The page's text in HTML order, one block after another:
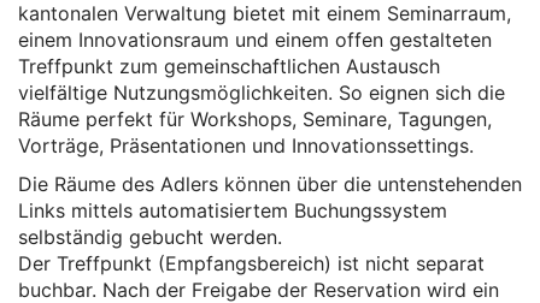
kantonalen Verwaltung bietet mit einem Seminarraum,
einem Innovationsraum und einem offen gestalteten
Treffpunkt zum gemeinschaftlichen Austausch
vielfältige Nutzungsmöglichkeiten. So eignen sich die
Räume perfekt für Workshops, Seminare, Tagungen,
Vorträge, Präsentationen und Innovationssettings.
Die Räume des Adlers können über die untenstehenden
Links mittels automatisiertem Buchungssystem
selbständig gebucht werden.
Der Treffpunkt (Empfangsbereich) ist nicht separat
buchbar. Nach der Freigabe der Reservation wird ein